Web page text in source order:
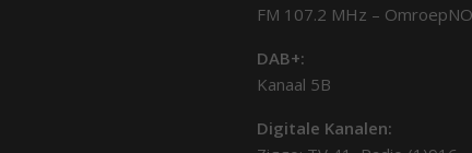
FM 107.2 MHz –
DAB+:
Kanaal 5B
Digitale Kanalen: